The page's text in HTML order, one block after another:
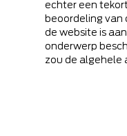
echter een
beoordeling van
de website is
onderwerp
zou de algehele